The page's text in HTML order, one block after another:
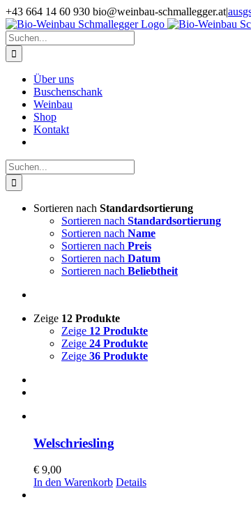
Zum
Inhalt
springen
+43 664 14 60 930 bio@weinbau-schmallegger.at|
Facebook
Instagram
Suche
nach:
Über uns
Buschenschank
Weinbau
Shop
Kontakt
Suche
nach:
Sortieren nach Standardsortierung
Sortieren nach Standardsortierung
Sortieren nach Name
Sortieren nach Preis
Sortieren nach Datum
Sortieren nach Beliebtheit
Zeige 12 Produkte
Zeige 12 Produkte
Zeige 24 Produkte
Zeige 36 Produkte
Welschriesling
€ 9,00
In den Warenkorb Details